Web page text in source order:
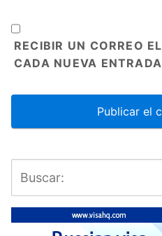
RECIBIR UN CORREO
CADA NUEVA